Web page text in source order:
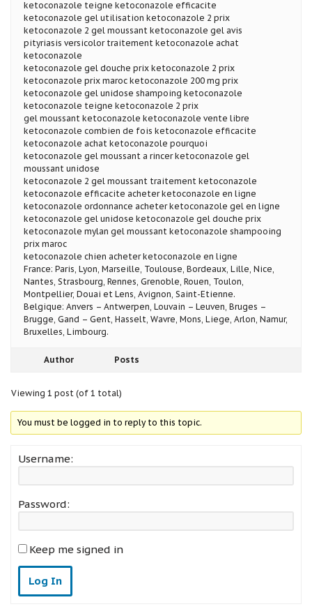
ketoconazole teigne ketoconazole efficacite
ketoconazole gel utilisation ketoconazole 2 prix
ketoconazole 2 gel moussant ketoconazole gel avis
pityriasis versicolor traitement ketoconazole achat
ketoconazole
ketoconazole gel douche prix ketoconazole 2 prix
ketoconazole prix maroc ketoconazole 200 mg prix
ketoconazole gel unidose shampoing ketoconazole
ketoconazole teigne ketoconazole 2 prix
gel moussant ketoconazole ketoconazole vente libre
ketoconazole combien de fois ketoconazole efficacite
ketoconazole achat ketoconazole pourquoi
ketoconazole gel moussant a rincer ketoconazole gel
moussant unidose
ketoconazole 2 gel moussant traitement ketoconazole
ketoconazole efficacite acheter ketoconazole en ligne
ketoconazole ordonnance acheter ketoconazole gel en ligne
ketoconazole gel unidose ketoconazole gel douche prix
ketoconazole mylan gel moussant ketoconazole shampooing
prix maroc
ketoconazole chien acheter ketoconazole en ligne
France: Paris, Lyon, Marseille, Toulouse, Bordeaux, Lille, Nice,
Nantes, Strasbourg, Rennes, Grenoble, Rouen, Toulon,
Montpellier, Douai et Lens, Avignon, Saint-Etienne.
Belgique: Anvers – Antwerpen, Louvain – Leuven, Bruges –
Brugge, Gand – Gent, Hasselt, Wavre, Mons, Liege, Arlon, Namur,
Bruxelles, Limbourg.
Author Posts
Viewing 1 post (of 1 total)
You must be logged in to reply to this topic.
Username:
Password:
Keep me signed in
Log In